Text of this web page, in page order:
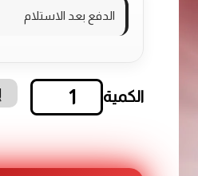
الدفع بعد الاستلام
كمية
999Q
family